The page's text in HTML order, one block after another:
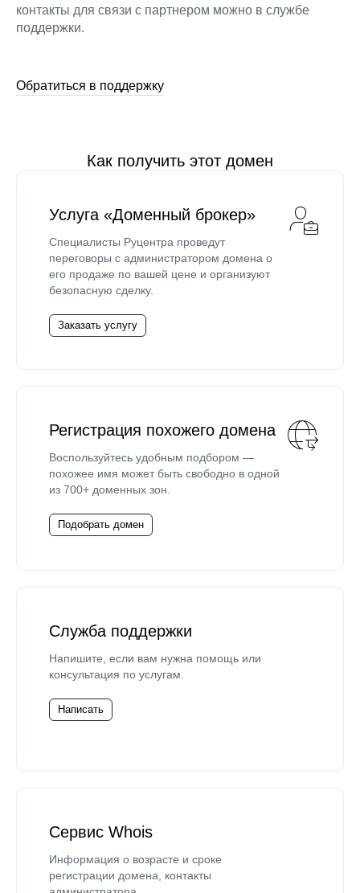
контакты для связи с партнером можно в службе
поддержки.
Обратиться в поддержку
Как получить этот домен
Услуга «Доменный брокер»
Специалисты Руцентра проведут
переговоры с администратором домена о
его продаже по вашей цене и организуют
безопасную сделку.
Заказать услугу
Регистрация похожего домена
Воспользуйтесь удобным подбором —
похожее имя может быть свободно в одной
из 700+ доменных зон.
Подобрать домен
Служба поддержки
Напишите, если вам нужна помощь или
консультация по услугам.
Написать
Сервис Whois
Информация о возрасте и сроке
регистрации домена, контакты